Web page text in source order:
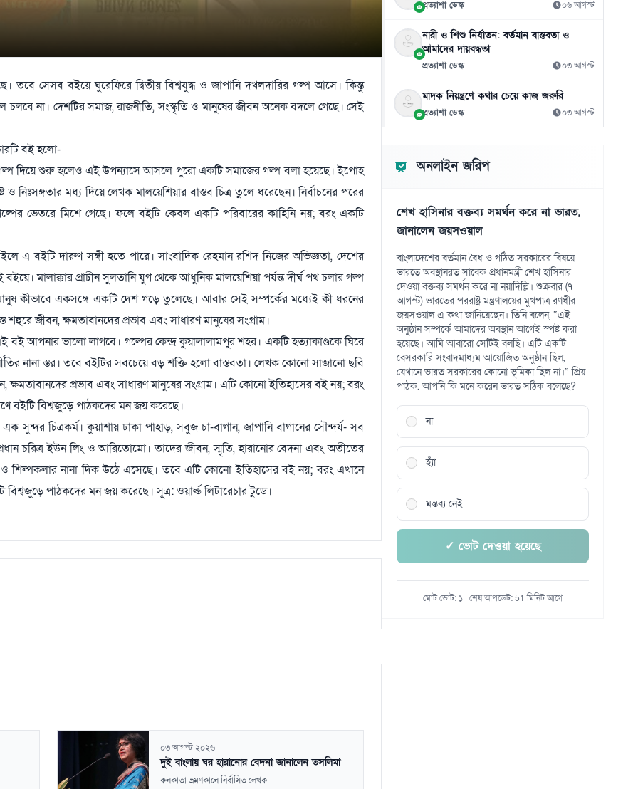
তবে সেসব বইয়ে ঘুরেফিরে দ্বিতীয় বিশ্বযুদ্ধ ও জাপানি দখলদারির গল্প আসে। কিন্তু
না। দেশটির সমাজ, রাজনীতি, সংস্কৃতি ও মানুষের জীবন অনেক বদলে গেছে। সেই
বই হলো-
গল্প দিয়ে শুরু হলেও এই উপন্যাসে আসলে পুরো একটি সমাজের গল্প বলা হয়েছে। ইপোহ
মধ্য দিয়ে লেখক মালয়েশিয়ার বাস্তব চিত্র তুলে ধরেছেন। নির্বাচনের পরের
ভেতরে মিশে গেছে। ফলে বইটি কেবল একটি পরিবারের কাহিনি নয়; বরং একটি
এ বইটি দারুণ সঙ্গী হতে পারে। সাংবাদিক রেহমান রশিদ নিজের অভিজ্ঞতা, দেশের
মালাক্কার প্রাচীন সুলতানি যুগ থেকে আধুনিক মালয়েশিয়া পর্যন্ত দীর্ঘ পথ চলার গল্প
কীভাবে একসঙ্গে একটি দেশ গড়ে তুলেছে। আবার সেই সম্পর্কের মধ্যেই কী ধরনের
জীবন, ক্ষমতাবানদের প্রভাব এবং সাধারণ মানুষের সংগ্রাম।
বই আপনার ভালো লাগবে। গল্পের কেন্দ্র কুয়ালালামপুর শহর। একটি হত্যাকাণ্ডকে ঘিরে
নানা স্তর। তবে বইটির সবচেয়ে বড় শক্তি হলো বাস্তবতা। লেখক কোনো সাজানো ছবি
ক্ষমতাবানদের প্রভাব এবং সাধারণ মানুষের সংগ্রাম। এটি কোনো ইতিহাসের বই নয়; বরং
বইটি বিশ্বজুড়ে পাঠকদের মন জয় করেছে।
সুন্দর চিত্রকর্ম। কুয়াশায় ঢাকা পাহাড়, সবুজ চা-বাগান, জাপানি বাগানের সৌন্দর্য- সব
চরিত্র ইউন লিং ও আরিতোমো। তাদের জীবন, স্মৃতি, হারানোর বেদনা এবং অতীতের
ও শিল্পকলার নানা দিক উঠে এসেছে। তবে এটি কোনো ইতিহাসের বই নয়; বরং এখানে
পাঠকদের মন জয় করেছে। সূত্র: ওয়ার্ল্ড লিটারেচার টুডে।
০৩ আগস্ট ২০২৬
দুই বাংলায় ঘর হারানোর বেদনা জানালেন তসলিমা
কলকাতা ভ্রমণকালে নির্বাসিত লেখক
শফিকুর রহমানের
১১ জুলাইয়ের ‘নীরব বিপ্লবীদের’ প্রতি নাহিদের কৃতজ্ঞতা
০৭ আগস্ট
১২
এআইয়ের প্রভাবে উন্নত দেশে চাকরি হারানোর
ঝুঁকি বেশি
০৭ আগস্ট
১৩
গুজরাটের কূপে রহস্যময় ঢেউ, নেই ভূমিকম্পের
শঙ্কা
৪১ বছরের ইতিহাসে প্রথমবার সৌদি তেল
আমদানি বন্ধ যুক্তরাষ্ট্রের
১৫ সৌদিতে ইরানপন্থিদের দ্বিমুখী হামলার আশঙ্কা
০৭ আগস্ট
প্রত্যাশা ডেস্ক ০৬ আগস্ট
নারী ও শিশু নির্যাতন: বর্তমান বাস্তবতা ও
আমাদের দায়বদ্ধতা
প্রত্যাশা ডেস্ক ০৩ আগস্ট
মাদক নিয়ন্ত্রণে কথার চেয়ে কাজ জরুরি
প্রত্যাশা ডেস্ক ০৩ আগস্ট
অনলাইন জরিপ
শেখ হাসিনার বক্তব্য সমর্থন করে না ভারত,
জানালেন জয়সওয়াল
বাংলাদেশের বর্তমান বৈধ ও গঠিত সরকারের বিষয়ে
ভারতে অবস্থানরত সাবেক প্রধানমন্ত্রী শেখ হাসিনার
দেওয়া বক্তব্য সমর্থন করে না নয়াদিল্লি। শুক্রবার (৭
আগস্ট) ভারতের পররাষ্ট্র মন্ত্রণালয়ের মুখপাত্র রণধীর
জয়সওয়াল এ কথা জানিয়েছেন। তিনি বলেন, “এই
অনুষ্ঠান সম্পর্কে আমাদের অবস্থান আগেই স্পষ্ট করা
হয়েছে। আমি আবারো সেটিই বলছি। এটি একটি
বেসরকারি সংবাদমাধ্যম আয়োজিত অনুষ্ঠান ছিল,
যেখানে ভারত সরকারের কোনো ভূমিকা ছিল না।” প্রিয়
পাঠক. আপনি কি মনে করেন ভারত সঠিক বলেছে?
না
হ্যাঁ
মন্তব্য নেই
✓ ভোট দেওয়া হয়েছে
মোট ভোট: ১ | শেষ আপডেট: 51 মিনিট আগে